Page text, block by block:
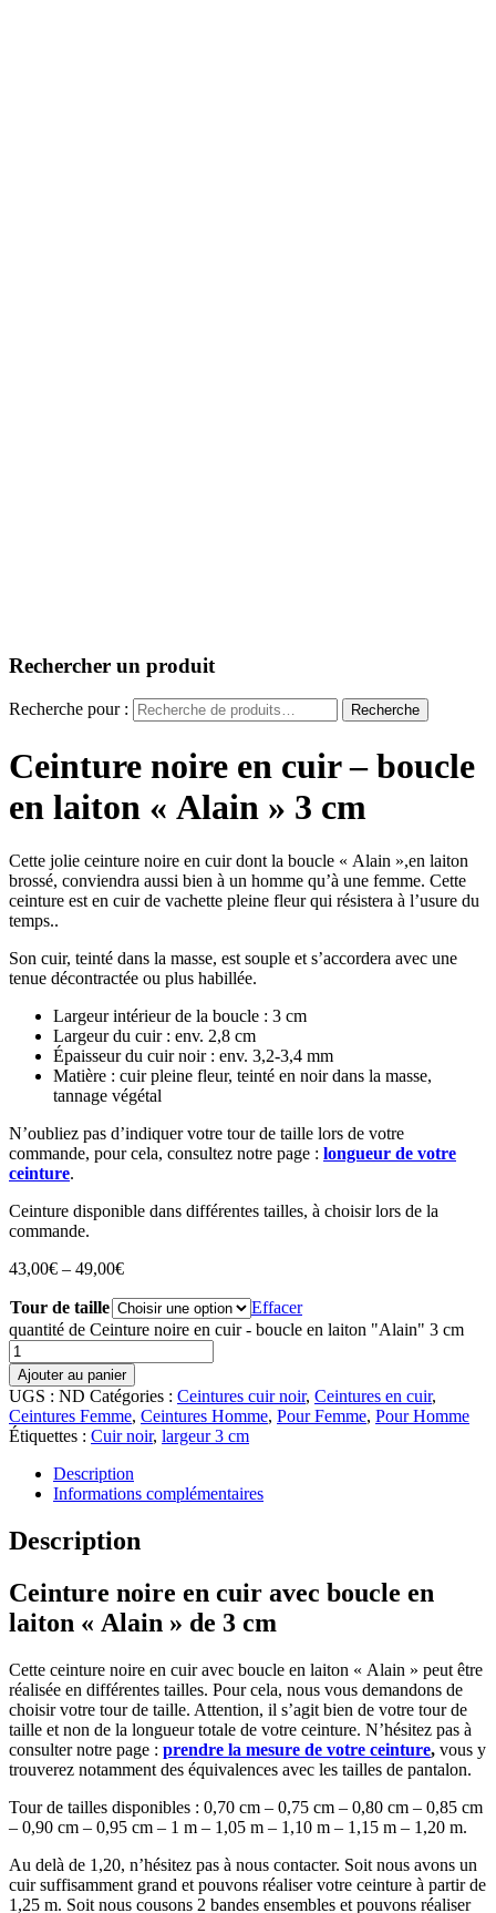
Rechercher un produit
Recherche pour : Recherche
Ceinture noire en cuir – boucle
en laiton « Alain » 3 cm
Cette jolie ceinture noire en cuir dont la boucle « Alain »,en laiton
brossé, conviendra aussi bien à un homme qu’à une femme. Cette
ceinture est en cuir de vachette pleine fleur qui résistera à l’usure du
temps..
Son cuir, teinté dans la masse, est souple et s’accordera avec une
tenue décontractée ou plus habillée.
Largeur intérieur de la boucle : 3 cm
Largeur du cuir : env. 2,8 cm
Épaisseur du cuir noir : env. 3,2-3,4 mm
Matière : cuir pleine fleur, teinté en noir dans la masse,
tannage végétal
N’oubliez pas d’indiquer votre tour de taille lors de votre
commande, pour cela, consultez notre page : longueur de votre
ceinture.
Ceinture disponible dans différentes tailles, à choisir lors de la
commande.
43,00€ – 49,00€
Tour de taille
Effacer
quantité de Ceinture noire en cuir - boucle en laiton "Alain" 3 cm
Ajouter au panier
UGS : ND Catégories : Ceintures cuir noir, Ceintures en cuir,
Ceintures Femme, Ceintures Homme, Pour Femme, Pour Homme
Étiquettes : Cuir noir, largeur 3 cm
Description
Informations complémentaires
Description
Ceinture noire en cuir avec boucle en
laiton « Alain » de 3 cm
Cette ceinture noire en cuir avec boucle en laiton « Alain » peut être
réalisée en différentes tailles. Pour cela, nous vous demandons de
choisir votre tour de taille. Attention, il s’agit bien de votre tour de
taille et non de la longueur totale de votre ceinture. N’hésitez pas à
consulter notre page : prendre la mesure de votre ceinture, vous y
trouverez notamment des équivalences avec les tailles de pantalon.
Tour de tailles disponibles : 0,70 cm – 0,75 cm – 0,80 cm – 0,85 cm
– 0,90 cm – 0,95 cm – 1 m – 1,05 m – 1,10 m – 1,15 m – 1,20 m.
Au delà de 1,20, n’hésitez pas à nous contacter. Soit nous avons un
cuir suffisamment grand et pouvons réaliser votre ceinture à partir de
1,25 m. Soit nous cousons 2 bandes ensembles et pouvons réaliser